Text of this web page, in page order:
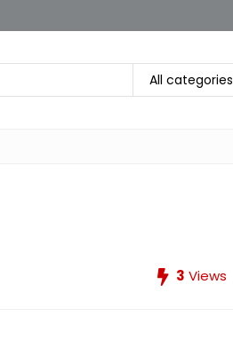
All categories
3 Views